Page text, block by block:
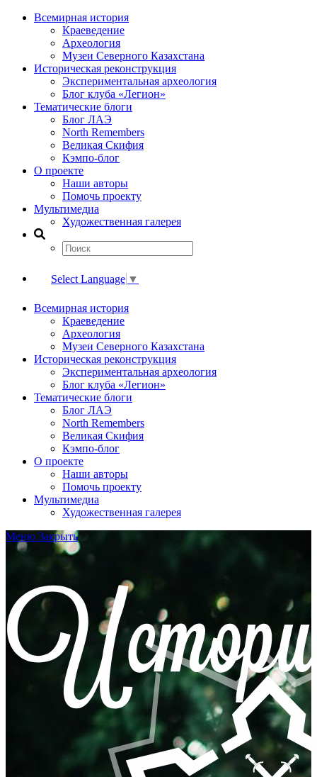
Всемирная история
Краеведение
Археология
Музеи Северного Казахстана
Историческая реконструкция
Экспериментальная археология
Блог клуба «Легион»
Тематические блоги
Блог ЛАЭ
North Remembers
Великая Скифия
Кэмпо-блог
О проекте
Наши авторы
Помочь проекту
Мультимедиа
Художественная галерея
Select Language ▼
Всемирная история
Краеведение
Археология
Музеи Северного Казахстана
Историческая реконструкция
Экспериментальная археология
Блог клуба «Легион»
Тематические блоги
Блог ЛАЭ
North Remembers
Великая Скифия
Кэмпо-блог
О проекте
Наши авторы
Помочь проекту
Мультимедиа
Художественная галерея
Меню Закрыть